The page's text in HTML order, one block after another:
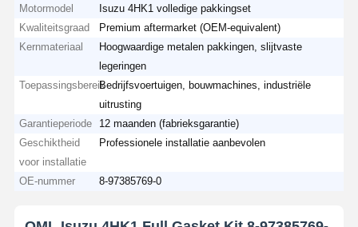
Motormodel
Isuzu 4HK1 volledige pakkingset
Kwaliteitsgraad
Premium aftermarket (OEM-equivalent)
Kernmateriaal
Hoogwaardige metalen pakkingen, slijtvaste
legeringen
ToepassingsbereikBedrijfsvoertuigen, bouwmachines, industriële
uitrusting
Garantieperiode
12 maanden (fabrieksgarantie)
Geschiktheid
voor installatie
Professionele installatie aanbevolen
OE-nummer 8-97385769-0